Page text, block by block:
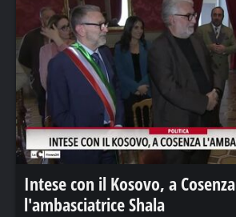
Intese con il Kosovo, a Cosenza
l'ambasciatrice Shala